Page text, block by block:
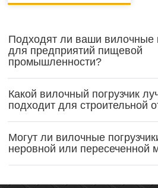
Подходят ли ваши вилочные
для предприятий пищевой
промышленности?
Какой вилочный погрузчик
подходит для строительной
Могут ли вилочные
неровной или пересеченной